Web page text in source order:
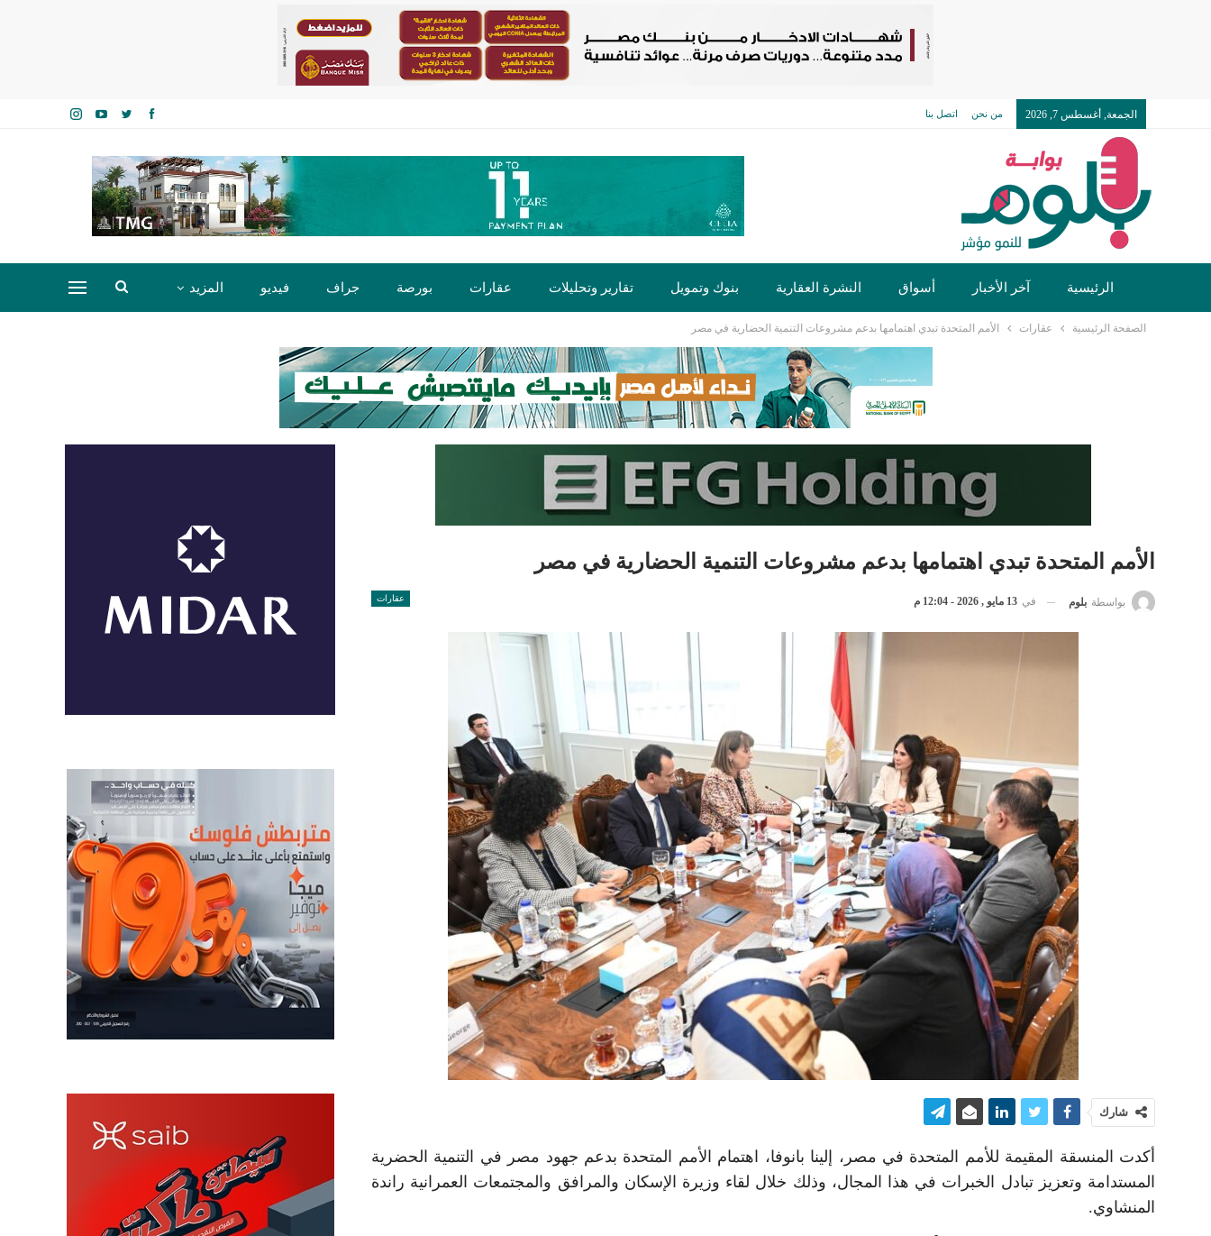
الجمعة, أغسطس 7, 2026 من نحن اتصل بنا
الرئيسية آخر الأخبار أسواق النشرة العقارية بنوك وتمويل تقارير وتحليلات عقارات بورصة جراف فيديو المزيد
الصفحة الرئيسية عقارات الأمم المتحدة تبدي اهتمامها بدعم مشروعات التنمية الحضارية في مصر
الأمم المتحدة تبدي اهتمامها بدعم مشروعات التنمية الحضارية في مصر
عقارات بواسطة بلوم في 13 مايو , 2026 - 12:04 م
شارك
أكدت المنسقة المقيمة للأمم المتحدة في مصر، إلينا بانوفا، اهتمام الأمم المتحدة بدعم جهود مصر في التنمية الحضرية
المستدامة وتعزيز تبادل الخبرات في هذا المجال، وذلك خلال لقاء وزيرة الإسكان والمرافق والمجتمعات العمرانية راندة
المنشاوي.